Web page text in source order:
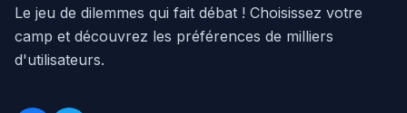
Le jeu de dilemmes qui fait débat ! Choisissez votre
camp et découvrez les préférences de milliers
d'utilisateurs.